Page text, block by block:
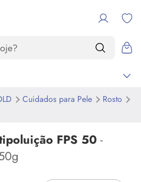
Cuidados para Pele
Rosto
FPS 50 -